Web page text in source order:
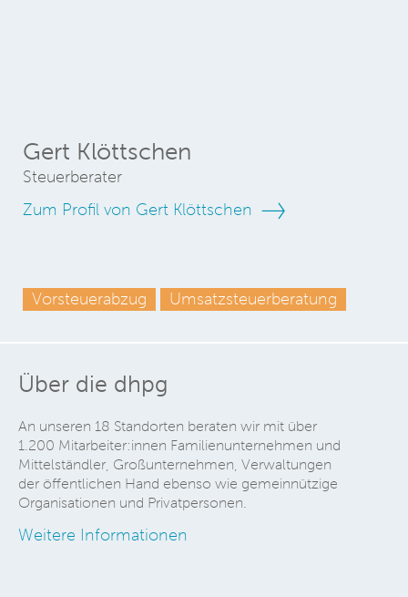
Gert Klöttschen
Steuerberater
Zum Profil von Gert Klöttschen
Vorsteuerabzug Umsatzsteuerberatung
Über die dhpg
An unseren 18 Standorten beraten wir mit über
1.200 Mitarbeiter:innen Familienunternehmen und
Mittelständler, Großunternehmen, Verwaltungen
der öffentlichen Hand ebenso wie gemeinnützige
Organisationen und Privatpersonen.
Weitere Informationen